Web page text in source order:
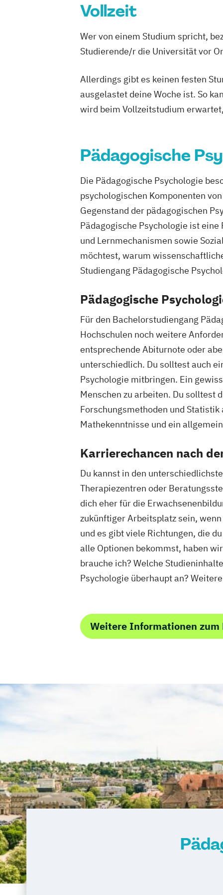
Medizinalfachberufe
Pharmamanagement und
Psychologie mit Schwerpunkt
Psychologisches Empowerment
Psychosoziale Beratung in Sozialer
Vollzeit
Wer von einem Studium spricht,
Studierende/r die Universität vor
Allerdings gibt es keinen festen
ausgelastet deine Woche ist. So
wird beim Vollzeitstudium
Pädagogische
Die Pädagogische Psychologie
psychologischen Komponenten
Gegenstand der pädagogischen
Pädagogische Psychologie ist
und Lernmechanismen sowie
möchtest, warum
Studiengang Pädagogische
Pädagogische
Für den Bachelorstudiengang
Hochschulen noch weitere
entsprechende Abiturnote oder
unterschiedlich. Du solltest auch
Psychologie mitbringen. Ein
Menschen zu arbeiten. Du solltest
Forschungsmethoden und
Mathekenntnisse und ein
Karrierechancen nach
Du kannst in den
Therapiezentren oder
dich eher für die
zukünftiger Arbeitsplatz sein,
und es gibt viele Richtungen, die
alle Optionen bekommst, haben
brauche ich? Welche
Psychologie überhaupt an?
Weitere Informationen zum